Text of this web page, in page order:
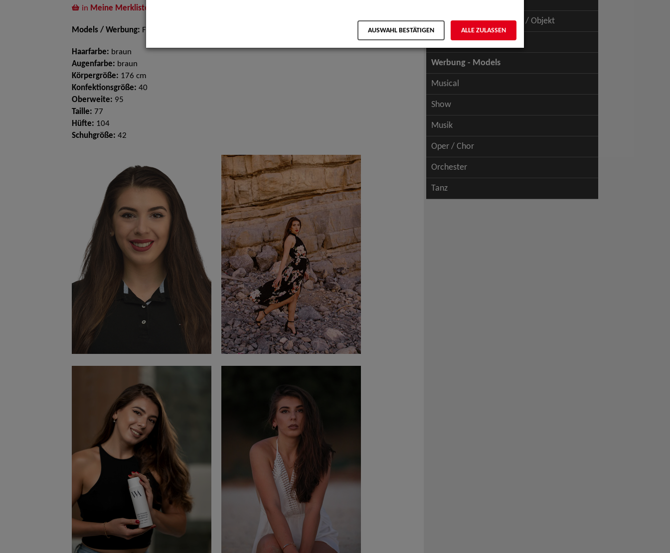
in Meine Merkliste
Models / Werbung: Fotomodell
Haarfarbe: braun
Augenfarbe: braun
Körpergröße: 176 cm
Konfektionsgröße: 40
Oberweite: 95
Taille: 77
Hüfte: 104
Schuhgröße: 42
Schauspiel - Figur / Puppe / Objekt
Werbung - Talents
Werbung - Models
Musical
Show
Musik
Oper / Chor
Orchester
Tanz
AUSWAHL BESTÄTIGEN ALLE ZULASSEN